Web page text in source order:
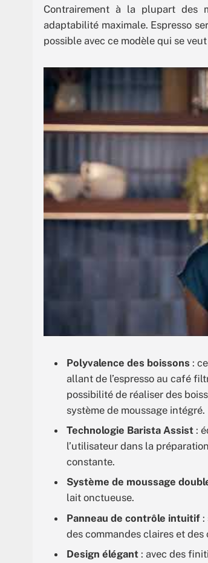
Contrairement à la plupart des
adaptabilité maximale. Espresso
possible avec ce modèle qui se
Polyvalence des boissons :
allant de l’espresso au café
possibilité de réaliser des
système de moussage intégré.
Technologie Barista Assist :
l’utilisateur dans la
constante.
Système de moussage
lait onctueuse.
Panneau de contrôle intuitif :
des commandes claires et
Design élégant : avec des